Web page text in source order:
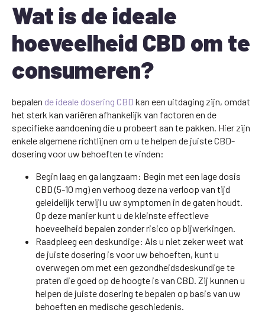
Wat is de ideale
hoeveelheid CBD om te
consumeren?
bepalen de ideale dosering CBD kan een uitdaging zijn, omdat
het sterk kan variëren afhankelijk van factoren en de
specifieke aandoening die u probeert aan te pakken. Hier zijn
enkele algemene richtlijnen om u te helpen de juiste CBD-
dosering voor uw behoeften te vinden:
Begin laag en ga langzaam: Begin met een lage dosis
CBD (5-10 mg) en verhoog deze na verloop van tijd
geleidelijk terwijl u uw symptomen in de gaten houdt.
Op deze manier kunt u de kleinste effectieve
hoeveelheid bepalen zonder risico op bijwerkingen.
Raadpleeg een deskundige: Als u niet zeker weet wat
de juiste dosering is voor uw behoeften, kunt u
overwegen om met een gezondheidsdeskundige te
praten die goed op de hoogte is van CBD. Zij kunnen u
helpen de juiste dosering te bepalen op basis van uw
behoeften en medische geschiedenis.